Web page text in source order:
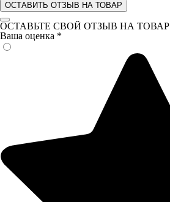
ОСТАВИТЬ ОТЗЫВ НА ТОВАР
ОСТАВЬТЕ СВОЙ ОТЗЫВ НА ТОВАР
Ваша оценка *